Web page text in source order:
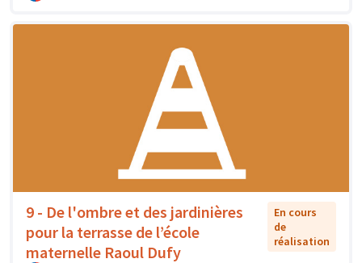
9 - De l'ombre et des jardinières
pour la terrasse de l’école
maternelle Raoul Dufy
En cours
de
réalisation